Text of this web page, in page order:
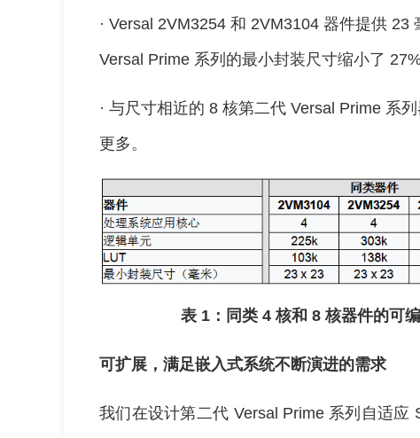
· Versal 2VM3254 和 2VM3104 器件提供
Versal Prime 系列的最小封装尺寸缩小了 27%
· 与尺寸相近的 8 核第二代 Versal Prime 系
更多。
表 1：同类 4 核和 8 核器件的可
可扩展，满足嵌入式系统不断演进的需求
我们在设计第二代 Versal Prime 系列自适应